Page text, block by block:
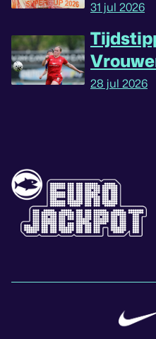
31 jul 2026
28 jul 2026